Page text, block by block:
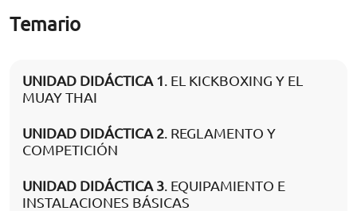
Temario
UNIDAD DIDÁCTICA 1. EL KICKBOXING Y EL
MUAY THAI
UNIDAD DIDÁCTICA 2. REGLAMENTO Y
COMPETICIÓN
UNIDAD DIDÁCTICA 3. EQUIPAMIENTO E
INSTALACIONES BÁSICAS